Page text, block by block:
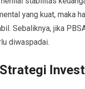
yang kuat, maka
Sebaliknya, jika
diwaspadai.